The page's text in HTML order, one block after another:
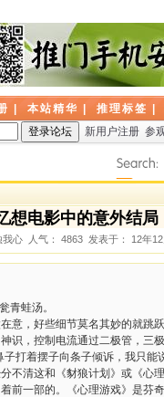
本站精华 推理标签
新用户注册 参
想电影中的意外结局
我心 人气： 4863 发表于： 12年
青蛙汤。
意，好些细节莫名其妙的就跳
识，控制电流通过二极管，三
打着摆子向条子倾诉，我只能
不清这和《豺狼计划》或《心
前一部的。《心理游戏》是芬